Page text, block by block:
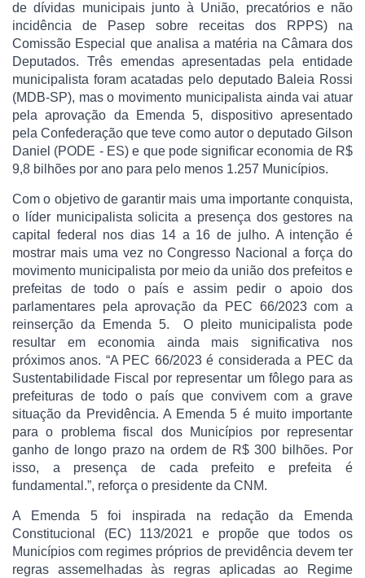
de dívidas municipais junto à União, precatórios e não
incidência de Pasep sobre receitas dos RPPS) na
Comissão Especial que analisa a matéria na Câmara dos
Deputados. Três emendas apresentadas pela entidade
municipalista foram acatadas pelo deputado Baleia Rossi
(MDB-SP), mas o movimento municipalista ainda vai atuar
pela aprovação da Emenda 5, dispositivo apresentado
pela Confederação que teve como autor o deputado Gilson
Daniel (PODE - ES) e que pode significar economia de R$
9,8 bilhões por ano para pelo menos 1.257 Municípios.
Com o objetivo de garantir mais uma importante conquista,
o líder municipalista solicita a presença dos gestores na
capital federal nos dias 14 a 16 de julho. A intenção é
mostrar mais uma vez no Congresso Nacional a força do
movimento municipalista por meio da união dos prefeitos e
prefeitas de todo o país e assim pedir o apoio dos
parlamentares pela aprovação da PEC 66/2023 com a
reinserção da Emenda 5. O pleito municipalista pode
resultar em economia ainda mais significativa nos
próximos anos. “A PEC 66/2023 é considerada a PEC da
Sustentabilidade Fiscal por representar um fôlego para as
prefeituras de todo o país que convivem com a grave
situação da Previdência. A Emenda 5 é muito importante
para o problema fiscal dos Municípios por representar
ganho de longo prazo na ordem de R$ 300 bilhões. Por
isso, a presença de cada prefeito e prefeita é
fundamental.”, reforça o presidente da CNM.
A Emenda 5 foi inspirada na redação da Emenda
Constitucional (EC) 113/2021 e propõe que todos os
Municípios com regimes próprios de previdência devem ter
regras assemelhadas às regras aplicadas ao Regime